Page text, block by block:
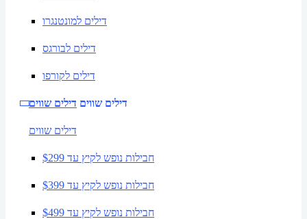
דילים למונטנגרו
דילים לבורגס
דילים לקורפו
דילים שווים דילים שווים
דילים שווים
חבילות נופש לקיץ עד $299
חבילות נופש לקיץ עד $399
חבילות נופש לקיץ עד $499